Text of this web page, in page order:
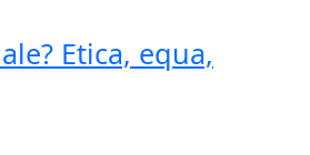
Etica, equa,